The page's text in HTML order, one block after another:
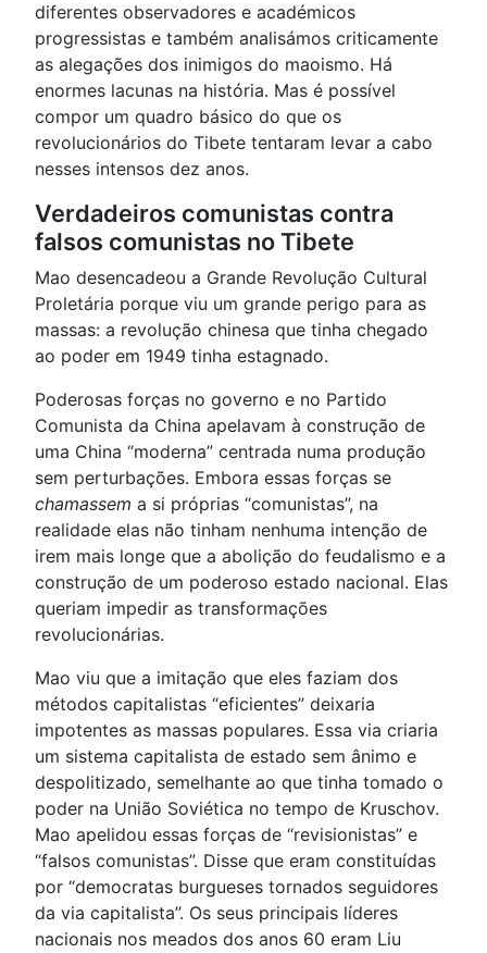
diferentes observadores e académicos
progressistas e também analisámos criticamente
as alegações dos inimigos do maoismo. Há
enormes lacunas na história. Mas é possível
compor um quadro básico do que os
revolucionários do Tibete tentaram levar a cabo
nesses intensos dez anos.
Verdadeiros comunistas contra
falsos comunistas no Tibete
Mao desencadeou a Grande Revolução Cultural
Proletária porque viu um grande perigo para as
massas: a revolução chinesa que tinha chegado
ao poder em 1949 tinha estagnado.
Poderosas forças no governo e no Partido
Comunista da China apelavam à construção de
uma China “moderna” centrada numa produção
sem perturbações. Embora essas forças se
chamassem a si próprias “comunistas”, na
realidade elas não tinham nenhuma intenção de
irem mais longe que a abolição do feudalismo e a
construção de um poderoso estado nacional. Elas
queriam impedir as transformações
revolucionárias.
Mao viu que a imitação que eles faziam dos
métodos capitalistas “eficientes” deixaria
impotentes as massas populares. Essa via criaria
um sistema capitalista de estado sem ânimo e
despolitizado, semelhante ao que tinha tomado o
poder na União Soviética no tempo de Kruschov.
Mao apelidou essas forças de “revisionistas” e
“falsos comunistas”. Disse que eram constituídas
por “democratas burgueses tornados seguidores
da via capitalista”. Os seus principais líderes
nacionais nos meados dos anos 60 eram Liu